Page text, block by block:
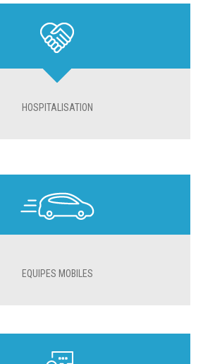
HOSPITALISATION
EQUIPES MOBILES